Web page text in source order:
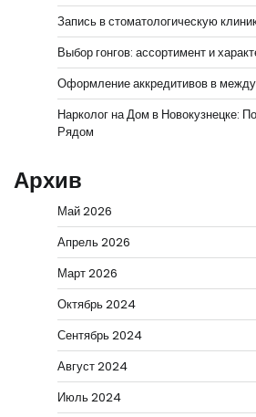
Запись в стоматологическую
Выбор гонгов: ассортимент и
Оформление аккредитивов в
Нарколог на Дом в Новокузнецке:
Рядом
Архив
Май 2026
Апрель 2026
Март 2026
Октябрь 2024
Сентябрь 2024
Август 2024
Июль 2024